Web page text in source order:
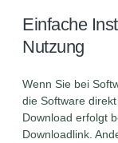
Einfache
Nutzung
Wenn Sie bei
die Software
Download erfolgt
Downloadlink.